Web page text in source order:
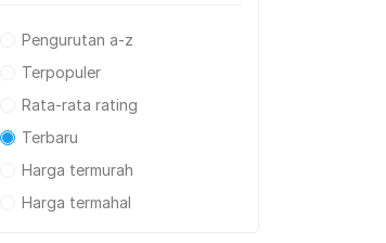
Pengurutan a-z
Terpopuler
Rata-rata rating
Terbaru
Harga termurah
Harga termahal